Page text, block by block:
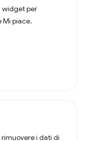
widget per
Mi piace.
i dati di